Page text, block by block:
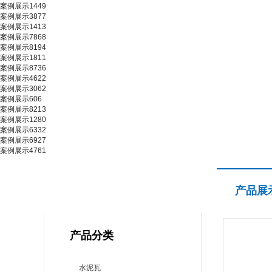
案例展示1449
案例展示3877
案例展示1413
案例展示7868
案例展示8194
案例展示1811
案例展示8736
案例展示4622
案例展示3062
案例展示606
案例展示8213
案例展示1280
案例展示6332
案例展示6927
案例展示4761
产品分类
水泥瓦
产品展